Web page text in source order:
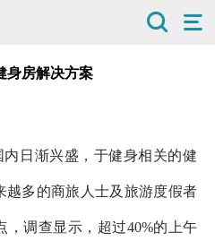
身房解决方案
日渐兴盛，于健身相关的健
越多的商旅人士及旅游度假者
，调查显示，超过40%的上午